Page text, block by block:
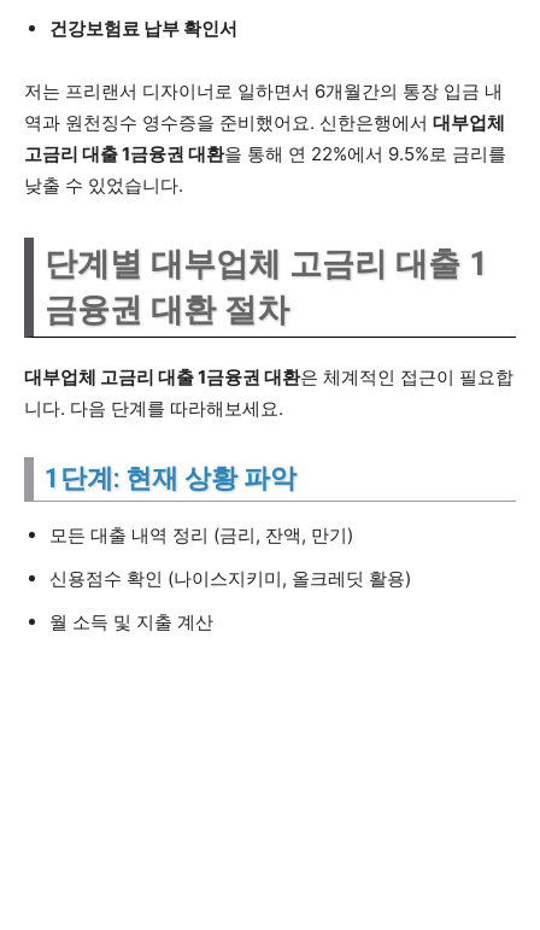
건강보험료 납부 확인서
저는 프리랜서 디자이너로 일하면서 6개월간의 통장 입금 내
역과 원천징수 영수증을 준비했어요. 신한은행에서 대부업체
고금리 대출 1금융권 대환을 통해 연 22%에서 9.5%로 금리를
낮출 수 있었습니다.
단계별 대부업체 고금리 대출 1
금융권 대환 절차
대부업체 고금리 대출 1금융권 대환은 체계적인 접근이 필요합
니다. 다음 단계를 따라해보세요.
1단계: 현재 상황 파악
모든 대출 내역 정리 (금리, 잔액, 만기)
신용점수 확인 (나이스지키미, 올크레딧 활용)
월 소득 및 지출 계산